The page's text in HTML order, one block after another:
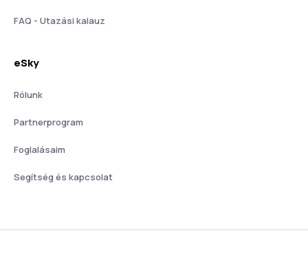
FAQ - Utazási kalauz
eSky
Rólunk
Partnerprogram
Foglalásaim
Segítség és kapcsolat